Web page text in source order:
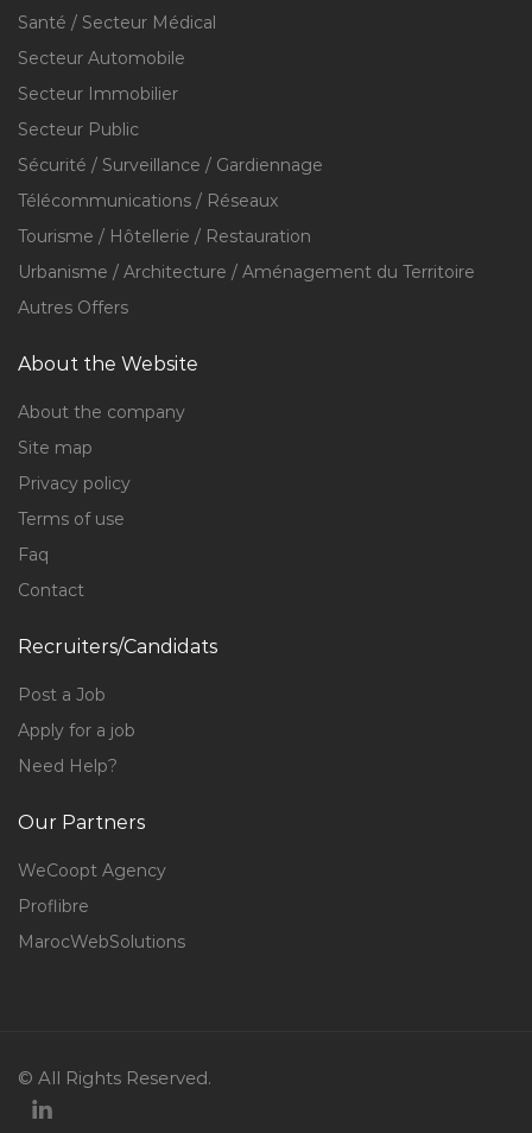
Santé / Secteur Médical
Secteur Automobile
Secteur Immobilier
Secteur Public
Sécurité / Surveillance / Gardiennage
Télécommunications / Réseaux
Tourisme / Hôtellerie / Restauration
Urbanisme / Architecture / Aménagement du Territoire
Autres Offers
About the Website
About the company
Site map
Privacy policy
Terms of use
Faq
Contact
Recruiters/Candidats
Post a Job
Apply for a job
Need Help?
Our Partners
WeCoopt Agency
Proflibre
MarocWebSolutions
© All Rights Reserved.